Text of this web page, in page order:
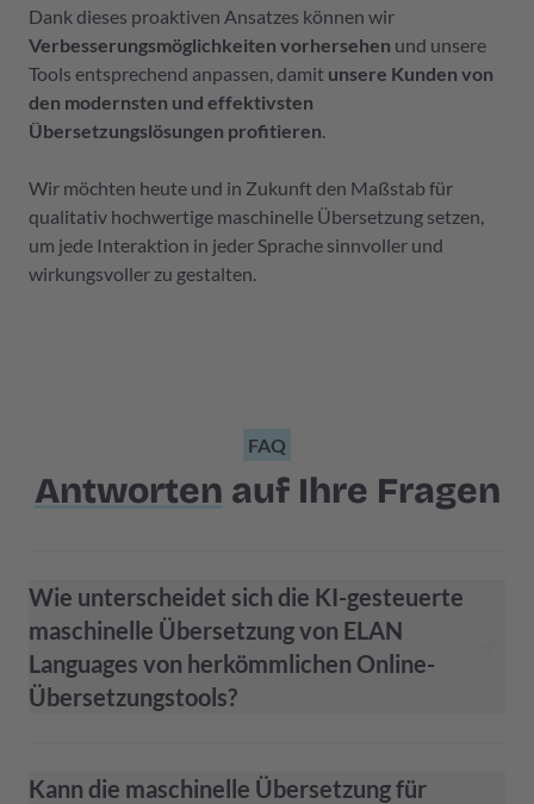
Dank dieses proaktiven Ansatzes können wir
Verbesserungsmöglichkeiten vorhersehen und unsere
Tools entsprechend anpassen, damit unsere Kunden von
den modernsten und effektivsten
Übersetzungslösungen profitieren.
Wir möchten heute und in Zukunft den Maßstab für
qualitativ hochwertige maschinelle Übersetzung setzen,
um jede Interaktion in jeder Sprache sinnvoller und
wirkungsvoller zu gestalten.
FAQ
Antworten auf Ihre Fragen
Wie unterscheidet sich die KI-gesteuerte
maschinelle Übersetzung von ELAN
Languages von herkömmlichen Online-
Übersetzungstools?
Kann die maschinelle Übersetzung für